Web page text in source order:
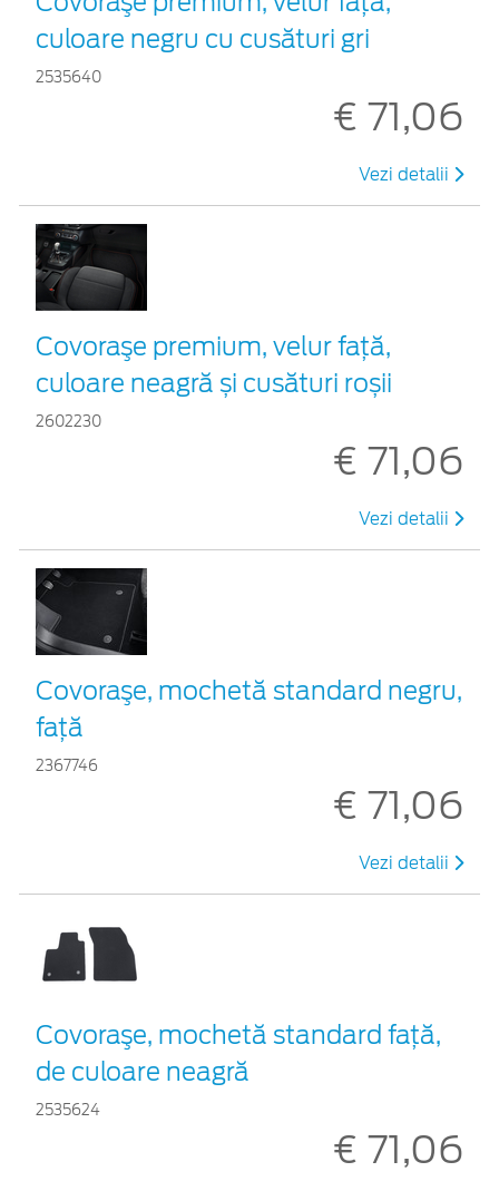
culoare negru cu cusături gri
2535640
€ 71,06
Vezi detalii
Covoraşe premium, velur față,
culoare neagră și cusături roșii
2602230
€ 71,06
Vezi detalii
Covoraşe, mochetă standard negru,
față
2367746
€ 71,06
Vezi detalii
Covoraşe, mochetă standard față,
de culoare neagră
2535624
€ 71,06